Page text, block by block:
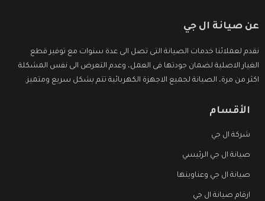
عن صيانة ال جي
نقدم لعملائنا خدمات الصيانة التى تصل الى عدة سنوات مع توفير قطع
الغيار الاصلية لضمان جودتها فى العمل، وعدم التعرض الى نفس المشكلة
اكثر من مرة، الصيانة لجميع الاجهزة الكهربائية تتم بشكل سريع ومتميز.
الأقسام
شركة ال جي
صيانة ال جي الرئيسي
صيانة ال جي وعناوينها
ارقام صيانة ال جي